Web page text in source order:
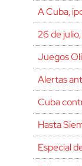
A Cuba,
26 de
Juegos
Alertas
Cuba
Hasta
Especial